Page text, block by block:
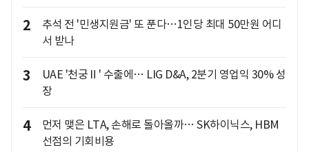
2
추석 전 '민생지원금' 또 푼다…1인당 최대 50만원 어디
서 받나
3
UAE '천궁Ⅱ' 수출에… LIG D&A, 2분기 영업익 30% 성
장
4
먼저 맺은 LTA, 손해로 돌아올까… SK하이닉스, HBM
선점의 기회비용